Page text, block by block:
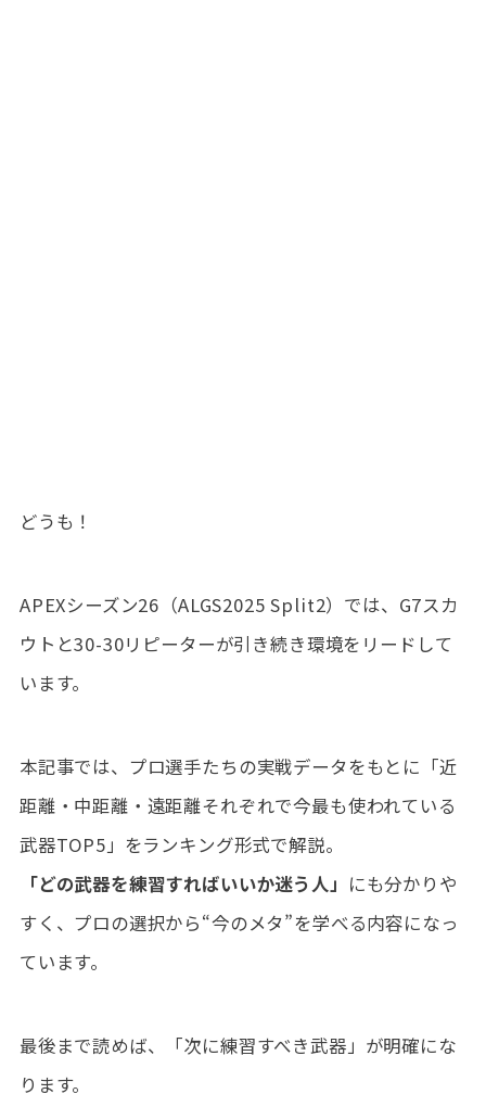
どうも！
APEXシーズン26（ALGS2025 Split2）では、G7スカ
ウトと30-30リピーターが引き続き環境をリードして
います。
本記事では、プロ選手たちの実戦データをもとに「近
距離・中距離・遠距離それぞれで今最も使われている
武器TOP5」をランキング形式で解説。
「どの武器を練習すればいいか迷う人」 にも分かりや
すく、プロの選択から“今のメタ”を学べる内容になっ
ています。
最後まで読めば、「次に練習すべき武器」が明確にな
ります。